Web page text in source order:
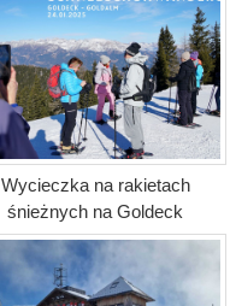
Wycieczka na rakietach
śnieżnych na Goldeck